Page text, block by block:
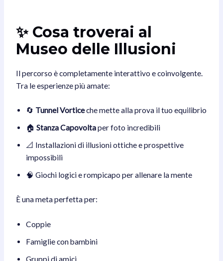
✨ Cosa troverai al
Museo delle Illusioni
Il percorso è completamente interattivo e coinvolgente.
Tra le esperienze più amate:
🔄 Tunnel Vorticeche mette alla prova il tuo equilibrio
🏠Stanza Capovoltaper foto incredibili
📐 Installazioni di illusioni ottiche e prospettive
impossibili
🧠 Giochi logici e rompicapo per allenare la mente
È una meta perfetta per:
Coppie
Famiglie con bambini
Gruppi di amici